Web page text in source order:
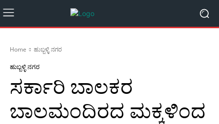
Home ಹುಬ್ಬಳ್ಳಿ ನಗರ
ಹುಬ್ಬಳ್ಳಿ ನಗರ
ಸರ್ಕಾರಿ ಬಾಲಕರ
ಬಾಲಮಂದಿರದ ಮಕ್ಕಳಿಂದ